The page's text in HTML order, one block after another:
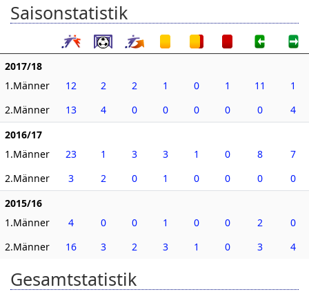
Saisonstatistik
2017/18
1.Männer
12 2 2 1 0 1 11
1
2.Männer
13 4 0 0 0 0 0
4
2016/17
1.Männer
23 1 3 3 1 0 8
7
2.Männer
3 2 0 1 0 0 0
0
2015/16
1.Männer
4 0 0 1 0 0 2
0
2.Männer
16 3 2 3 1 0 3 4
Gesamtstatistik